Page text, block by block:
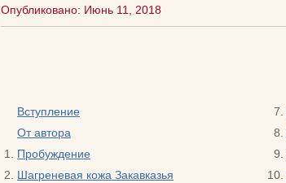
Опубликовано: Июнь 11, 2018
Вступление
От автора
Пробуждение
Шагреневая кожа Закавказья